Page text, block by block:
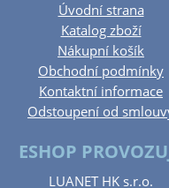
Úvodní strana
Katalog zboží
Nákupní košík
Obchodní podmínky
Kontaktní informace
Odstoupení od
ESHOP
LUANET HK s.r.o.